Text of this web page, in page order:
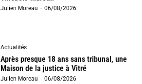
Julien Moreau - 06/08/2026
Actualités
Après presque 18 ans sans tribunal, une
Maison de la justice à Vitré
Julien Moreau - 06/08/2026